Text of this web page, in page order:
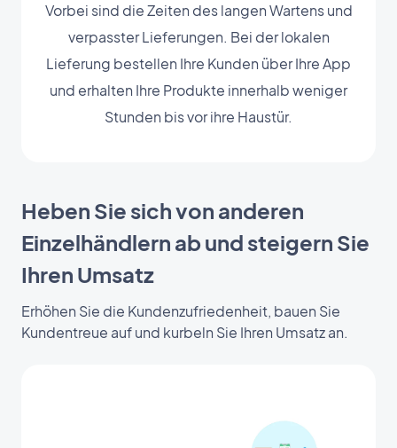
Vorbei sind die Zeiten des langen Wartens und
verpasster Lieferungen. Bei der lokalen
Lieferung bestellen Ihre Kunden über Ihre App
und erhalten Ihre Produkte innerhalb weniger
Stunden bis vor ihre Haustür.
Heben Sie sich von anderen
Einzelhändlern ab und steigern Sie
Ihren Umsatz
Erhöhen Sie die Kundenzufriedenheit, bauen Sie
Kundentreue auf und kurbeln Sie Ihren Umsatz an.